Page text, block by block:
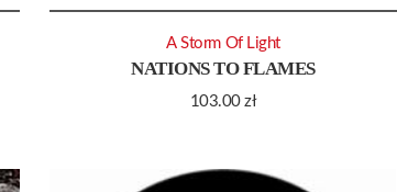
NATIONS TO FLAMES
103.00zł
A Storm Of Light